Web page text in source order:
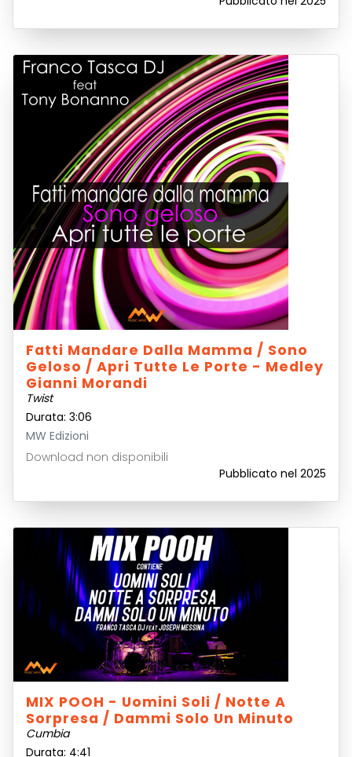
Fatti Mandare Dalla Mamma / Sono
Geloso / Apri Tutte Le Porte - Medley
Gianni Morandi
Twist
Durata: 3:06
MW Edizioni
Download non disponibili
Pubblicato nel 2025
MIX POOH - Uomini Soli / Notte A
Sorpresa / Dammi Solo Un Minuto
Cumbia
Durata: 4:41